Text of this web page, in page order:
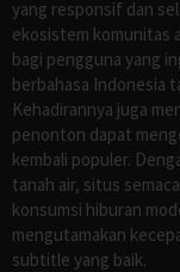
yang responsif dan
ekosistem komunitas
bagi pengguna yang
berbahasa Indonesia
Kehadirannya juga
penonton dapat
kembali populer.
tanah air, situs
konsumsi hiburan
mengutamakan
subtitle yang baik.